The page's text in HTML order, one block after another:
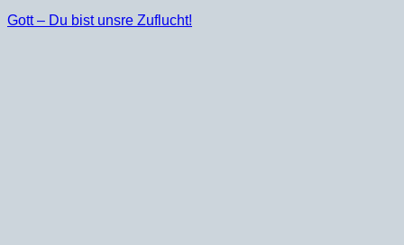
Gott – Du bist unsre Zuflucht!